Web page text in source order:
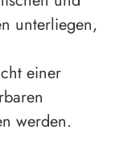
unterliegen,
einer
werden.